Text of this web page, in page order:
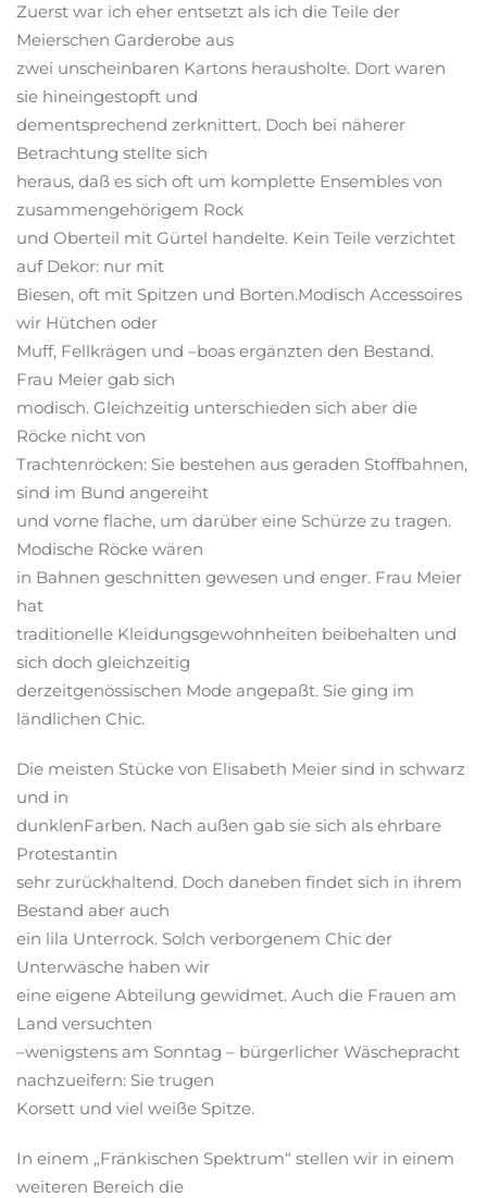
Zuerst war ich eher entsetzt als ich die Teile der
Meierschen Garderobe aus
zwei unscheinbaren Kartons herausholte. Dort waren
sie hineingestopft und
dementsprechend zerknittert. Doch bei näherer
Betrachtung stellte sich
heraus, daß es sich oft um komplette Ensembles von
zusammengehörigem Rock
und Oberteil mit Gürtel handelte. Kein Teile verzichtet
auf Dekor: nur mit
Biesen, oft mit Spitzen und Borten.Modisch Accessoires
wir Hütchen oder
Muff, Fellkrägen und –boas ergänzten den Bestand.
Frau Meier gab sich
modisch. Gleichzeitig unterschieden sich aber die
Röcke nicht von
Trachtenröcken: Sie bestehen aus geraden Stoffbahnen,
sind im Bund angereiht
und vorne flache, um darüber eine Schürze zu tragen.
Modische Röcke wären
in Bahnen geschnitten gewesen und enger. Frau Meier
hat
traditionelle Kleidungsgewohnheiten beibehalten und
sich doch gleichzeitig
derzeitgenössischen Mode angepaßt. Sie ging im
ländlichen Chic.
Die meisten Stücke von Elisabeth Meier sind in schwarz
und in
dunklenFarben. Nach außen gab sie sich als ehrbare
Protestantin
sehr zurückhaltend. Doch daneben findet sich in ihrem
Bestand aber auch
ein lila Unterrock. Solch verborgenem Chic der
Unterwäsche haben wir
eine eigene Abteilung gewidmet. Auch die Frauen am
Land versuchten
–wenigstens am Sonntag – bürgerlicher Wäschepracht
nachzueifern: Sie trugen
Korsett und viel weiße Spitze.
In einem „Fränkischen Spektrum“ stellen wir in einem
weiteren Bereich die